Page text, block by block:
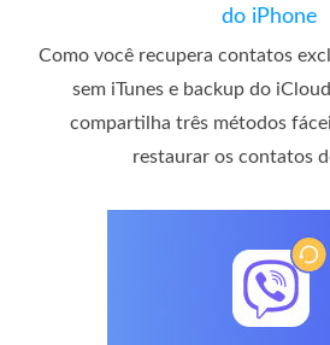
do iPhone
Como você recupera contatos
sem iTunes e backup do
compartilha três métodos
restaurar os contatos